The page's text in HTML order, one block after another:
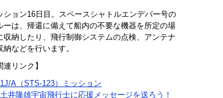
ション16日目。スペースシャトルエンデバー号の
ーは、帰還に備えて船内の不要な機器を所定の場
収納したり、飛行制御システムの点検、アンテナ
納などを行います。
連リンク】
1J/A（STS-123）ミッション
土井隆雄宇宙飛行士に応援メッセージを送ろう！